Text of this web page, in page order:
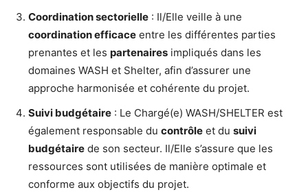
Coordination sectorielle : Il/Elle veille à une
coordination efficace entre les différentes parties
prenantes et les partenaires impliqués dans les
domaines WASH et Shelter, afin d’assurer une
approche harmonisée et cohérente du projet.
Suivi budgétaire : Le Chargé(e) WASH/SHELTER est
également responsable du contrôle et du suivi
budgétaire de son secteur. Il/Elle s’assure que les
ressources sont utilisées de manière optimale et
conforme aux objectifs du projet.